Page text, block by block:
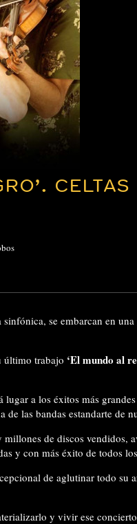
CELTAS
se embarcan en
último trabajo ‘El mundo al
a los éxitos más
las bandas estandarte de
de discos vendidos,
y con más éxito de todos
de aglutinar todo su
y vivir ese